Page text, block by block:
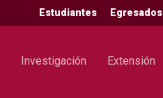
Estudiantes Egresados
Investigación Extensión